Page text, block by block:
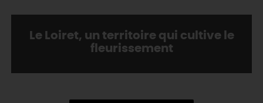
Le Loiret, un territoire qui cultive le
fleurissement